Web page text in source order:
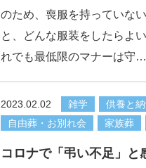
のため、喪服を持っていな
と、どんな服装をしたらよ
れでも最低限のマナーは守…
2023.02.02 雑学 供養と
自由葬・お別れ会
家族葬
コロナで「弔い不足」